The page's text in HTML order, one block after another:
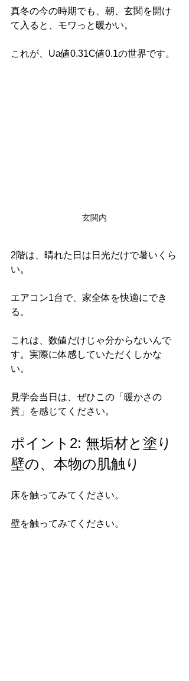
真冬の今の時期でも、朝、玄関を開け
て入ると、モワっと暖かい。
これが、Ua値0.31C値0.1の世界です。
玄関内
2階は、晴れた日は日光だけで暑いくら
い。
エアコン1台で、家全体を快適にでき
る。
これは、数値だけじゃ分からないんで
す。実際に体感していただくしかな
い。
見学会当日は、ぜひこの「暖かさの
質」を感じてください。
ポイント2: 無垢材と塗り
壁の、本物の肌触り
床を触ってみてください。
壁を触ってみてください。